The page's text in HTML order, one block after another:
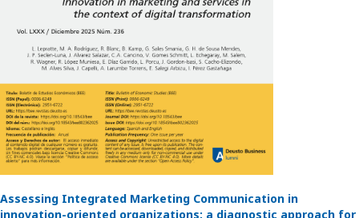
Assessing Integrated Marketing Communication in
innovation-oriented organizations: a diagnostic approach for